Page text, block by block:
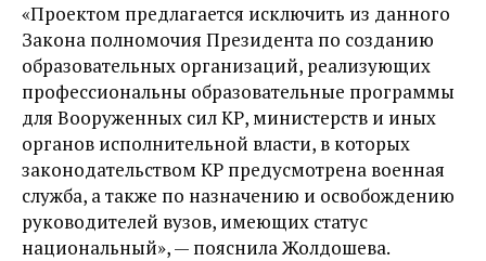
«Проектом предлагается исключить из данного
Закона полномочия Президента по созданию
образовательных организаций, реализующих
профессиональны образовательные программы
для Вооруженных сил КР, министерств и иных
органов исполнительной власти, в которых
законодательством КР предусмотрена военная
служба, а также по назначению и освобождению
руководителей вузов, имеющих статус
национальный», — пояснила Жолдошева.